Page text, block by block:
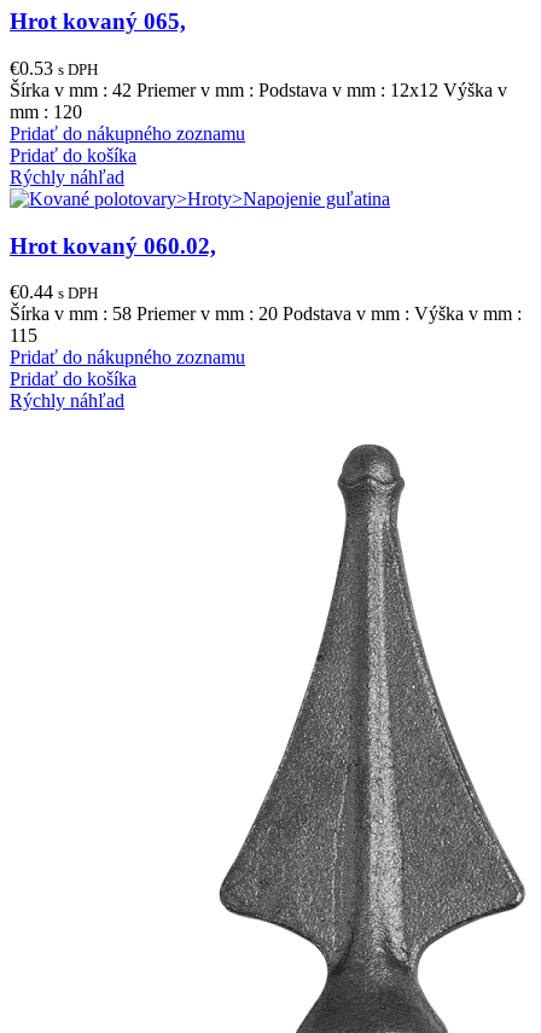
Hrot kovaný 065,
€0.53 s DPH
Šírka v mm : 42 Priemer v mm : Podstava v mm : 12x12 Výška v
mm : 120
Pridať do nákupného zoznamu
Pridať do košíka
Rýchly náhľad
Hrot kovaný 060.02,
€0.44 s DPH
Šírka v mm : 58 Priemer v mm : 20 Podstava v mm : Výška v mm :
115
Pridať do nákupného zoznamu
Pridať do košíka
Rýchly náhľad